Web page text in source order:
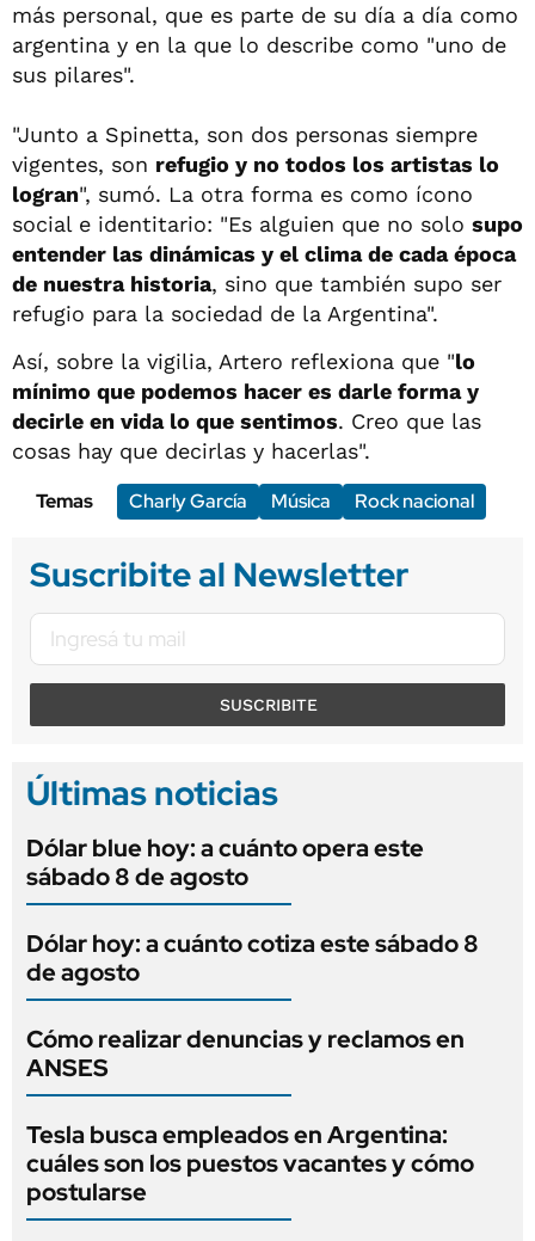
más personal, que es parte de su día a día como
argentina y en la que lo describe como "uno de
sus pilares".
"Junto a Spinetta, son dos personas siempre
vigentes, son refugio y no todos los artistas lo
logran", sumó. La otra forma es como ícono
social e identitario: "Es alguien que no solo supo
entender las dinámicas y el clima de cada época
de nuestra historia, sino que también supo ser
refugio para la sociedad de la Argentina".
Así, sobre la vigilia, Artero reflexiona que "lo
mínimo que podemos hacer es darle forma y
decirle en vida lo que sentimos. Creo que las
cosas hay que decirlas y hacerlas".
Temas
Charly García Música Rock nacional
Suscribite al Newsletter
SUSCRIBITE
Últimas noticias
Dólar blue hoy: a cuánto opera este
sábado 8 de agosto
Dólar hoy: a cuánto cotiza este sábado 8
de agosto
Cómo realizar denuncias y reclamos en
ANSES
Tesla busca empleados en Argentina:
cuáles son los puestos vacantes y cómo
postularse